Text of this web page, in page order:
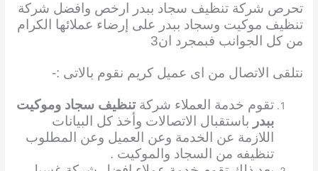
تحرص شركة تنظيف سجاد ببدر ارخص وافضل شركة
تنظيف موكيت وسجاد ببدر على إرضاء عملائها الكرام
من كل الجوانب فبمجرد ان3
نتلقى الاتصال من اى عميل كريم نقوم بالاتى :-
تقوم خدمة العملاء شركة تنظيف سجاد وموكيت
ببدر باستقبال الاتصالات وأخذ كل البيانات
اللازمة عن الخدمة وعن العميل وعن المطلوب
تنظيفه من السجاد والموكيت .